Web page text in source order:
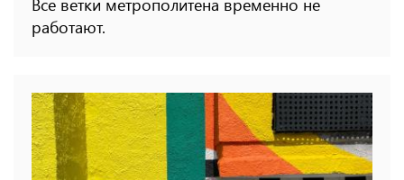
Все ветки метрополитена временно не
работают.